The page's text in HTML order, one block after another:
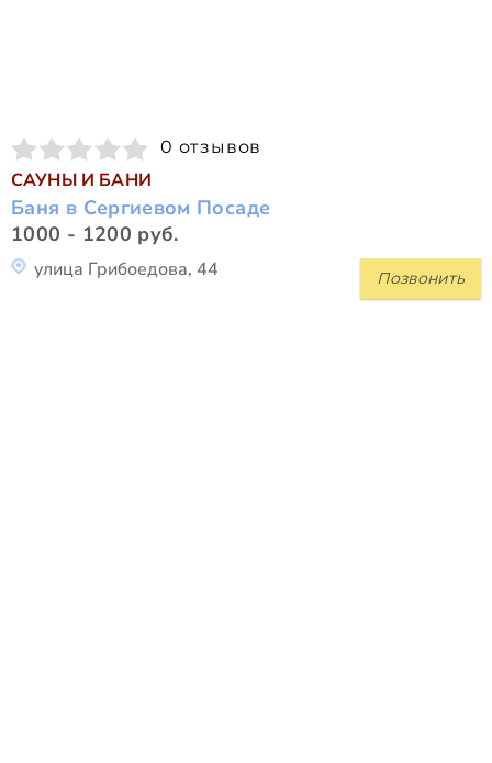
0 отзывов
САУНЫ И БАНИ
Баня в Сергиевом Посаде
1000 - 1200 руб.
Позвонить
улица Грибоедова, 44